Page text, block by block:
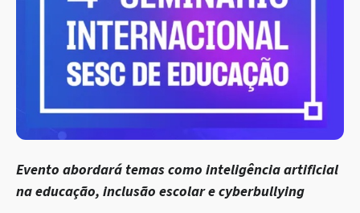
Evento abordará temas como inteligência artificial
na educação, inclusão escolar e cyberbullying